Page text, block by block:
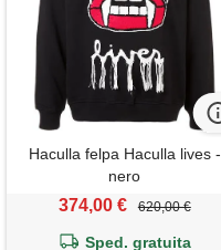
Haculla felpa Haculla lives -
nero
374,00 € 620,00 €
Sped. gratuita